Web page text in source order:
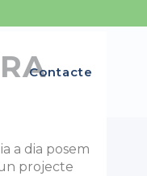
Contacte
a dia posem
projecte